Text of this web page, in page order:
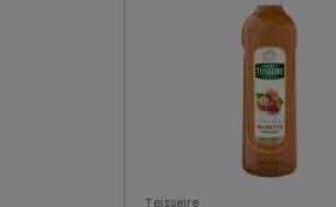
Teisseire